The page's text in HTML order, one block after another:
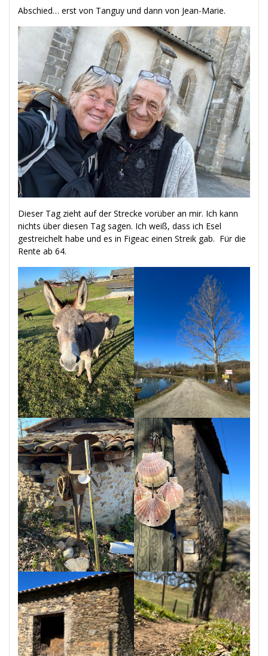
Abschied… erst von Tanguy und dann von Jean-Marie.
Dieser Tag zieht auf der Strecke vorüber an mir. Ich kann
nichts über diesen Tag sagen. Ich weiß, dass ich Esel
gestreichelt habe und es in Figeac einen Streik gab. Für die
Rente ab 64.